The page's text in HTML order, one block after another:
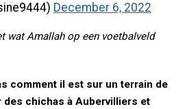
December 6, 2022
wat Amallah op een voetbalveld
comment il est sur un terrain de
chichas à Aubervilliers et